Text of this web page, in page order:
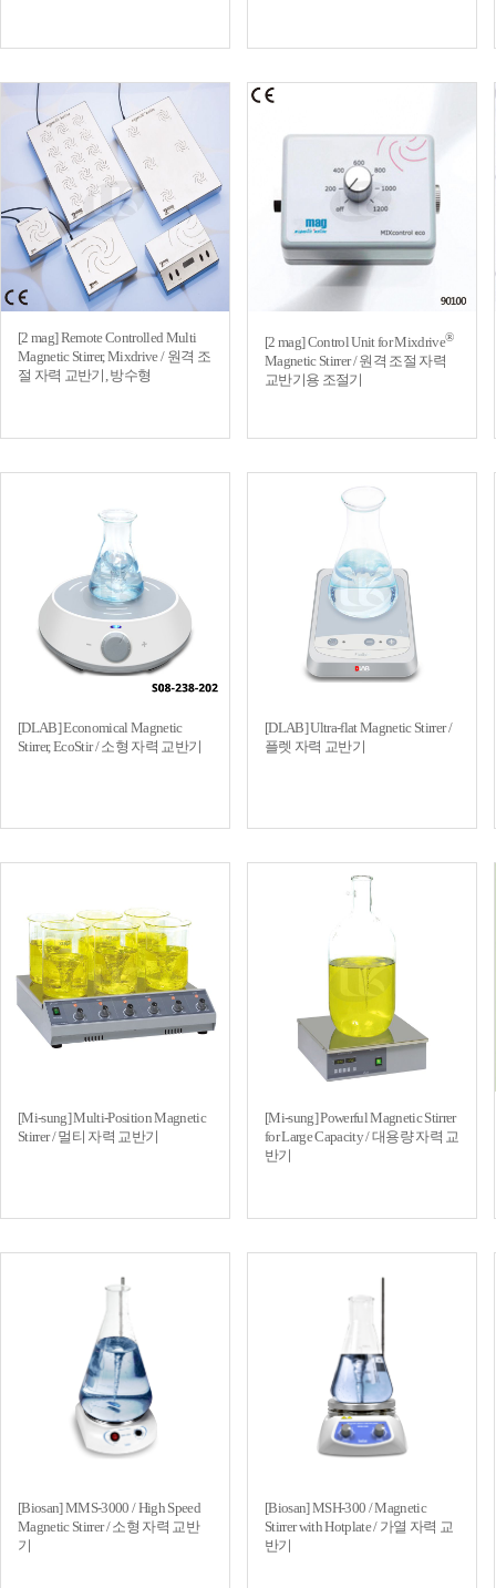
[2 mag] Remote Controlled Multi
Magnetic Stirrer, Mixdrive / 원격 조
절 자력 교반기, 방수형
[2 mag] Control Unit for Mixdrive®
Magnetic Stirrer / 원격 조절 자력
교반기용 조절기
[DLAB] Economical Magnetic
Stirrer, EcoStir / 소형 자력 교반기
[DLAB] Ultra-flat Magnetic Stirrer /
플렛 자력 교반기
[Mi-sung] Multi-Position Magnetic
Stirrer / 멀티 자력 교반기
[Mi-sung] Powerful Magnetic Stirrer
for Large Capacity / 대용량 자력 교
반기
[Biosan] MMS-3000 / High Speed
Magnetic Stirrer / 소형 자력 교반
기
[Biosan] MSH-300 / Magnetic
Stirrer with Hotplate / 가열 자력 교
반기